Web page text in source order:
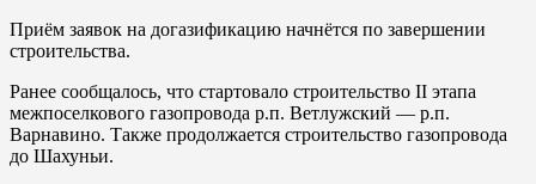
Приём заявок на догазификацию начнётся по завершении
строительства.
Ранее сообщалось, что стартовало строительство II этапа
межпоселкового газопровода р.п. Ветлужский — р.п.
Варнавино. Также продолжается строительство газопровода
до Шахуньи.